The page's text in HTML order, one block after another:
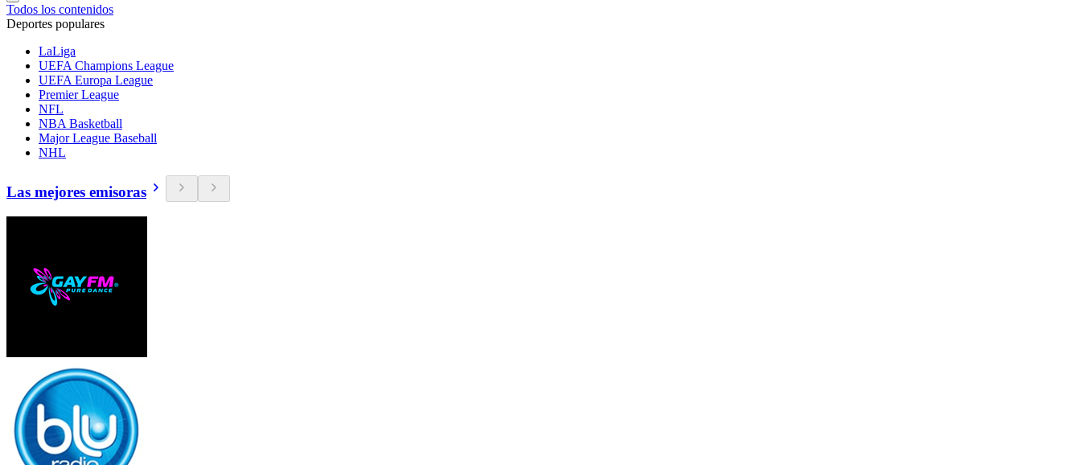
Todos los contenidos
Deportes populares
LaLiga
UEFA Champions League
UEFA Europa League
Premier League
NFL
NBA Basketball
Major League Baseball
NHL
Las mejores emisoras